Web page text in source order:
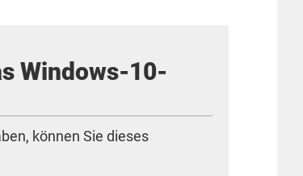
Windows-10-
können Sie dieses